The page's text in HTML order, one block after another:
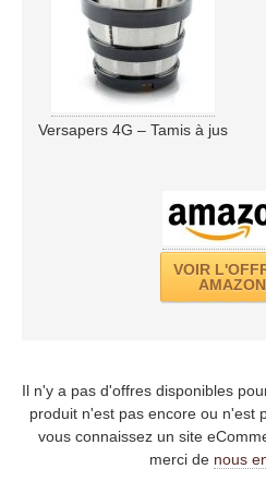
Versapers 4G – Tamis à jus
VOIR
Il n'y a pas d'offres disponibles
produit n'est pas encore ou n'est
vous connaissez un site
merci de nous